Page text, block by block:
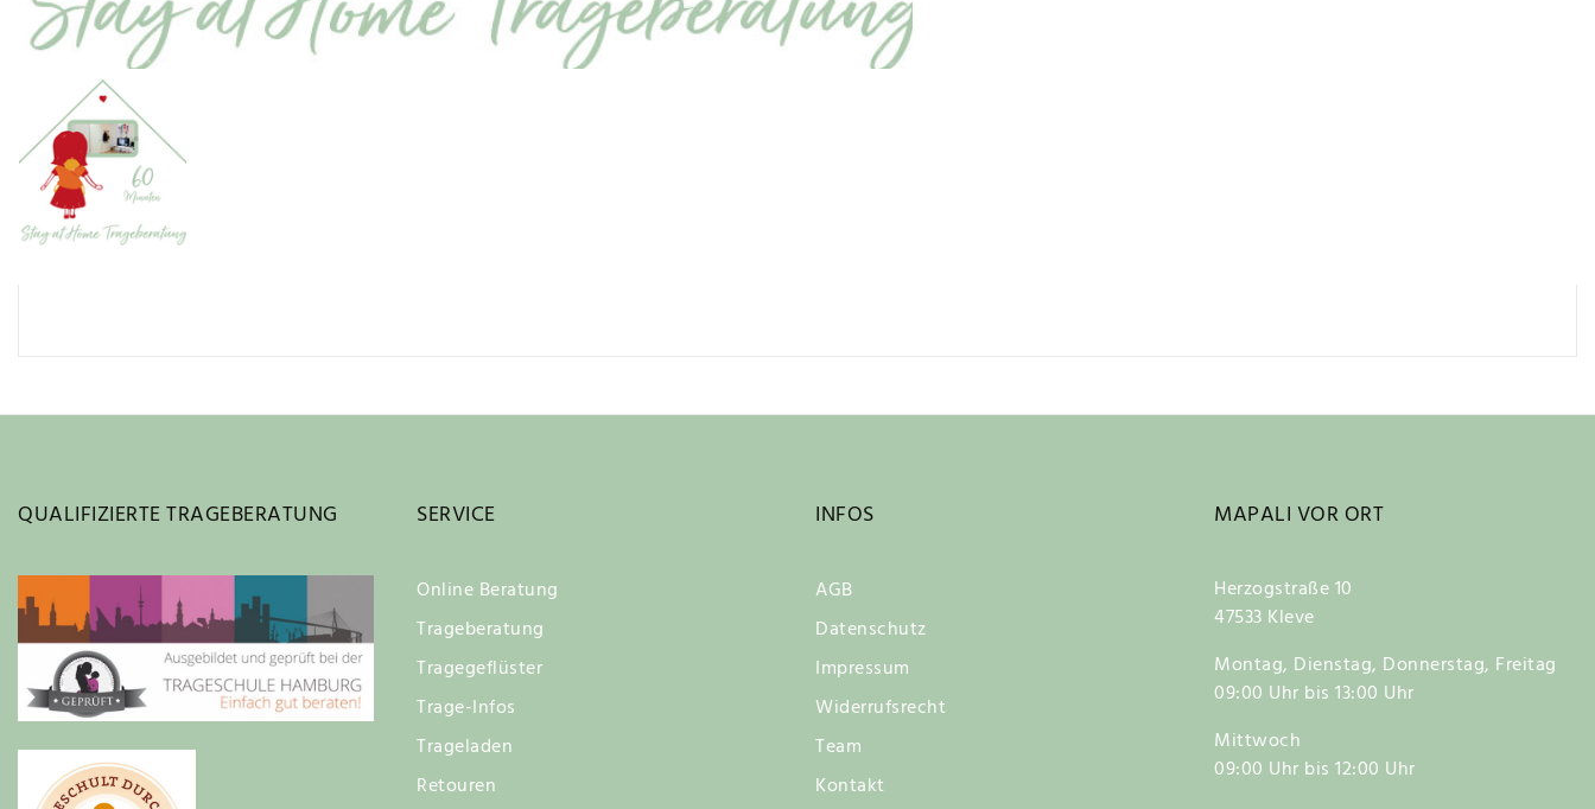
QUALIFIZIERTE TRAGEBERATUNG SERVICE
Online Beratung
Trageberatung
Tragegeflüster
Trage-Infos
Trageladen
Retouren
INFOS
AGB
Datenschutz
Impressum
Widerrufsrecht
Team
Kontakt
MAPALI VOR ORT
Herzogstraße 10
47533 Kleve
Montag, Dienstag, Donnerstag, Freitag
09:00 Uhr bis 13:00 Uhr
Mittwoch
09:00 Uhr bis 12:00 Uhr